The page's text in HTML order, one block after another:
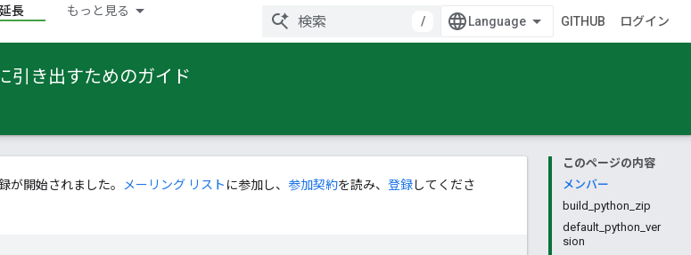
延長 もっと見る
/ GITHUB ログイン
引き出すためのガイド
このページの内容
メンバー
build_python_zip
default_python_ver
sion
が開始されました。 メーリング リスト に参加し、 参加契約を読み、 登録してくださ